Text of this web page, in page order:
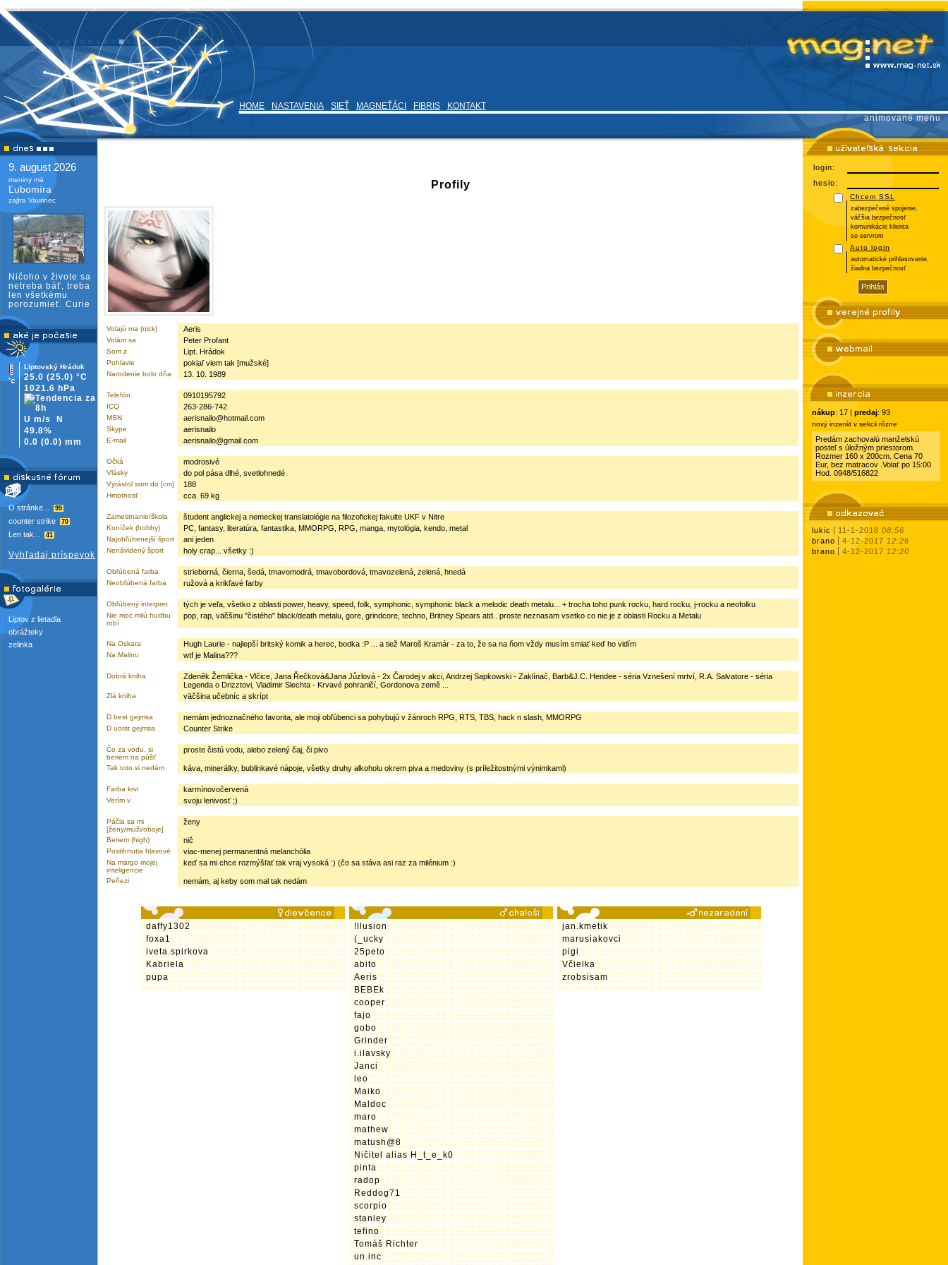
HOME NASTAVENIA SIEŤ MAGNEŤÁCI FIBRIS
KONTAKT
animované menu
9. august 2026
meniny má
Ľubomíra
zajtra Vavrinec
Ničoho v živote sa
netreba báť, treba
len všetkému
porozumieť. Curie
Liptovský Hrádok
25.0 (25.0) °C
1021.6 hPa
U m/s
N
49.8%
0.0 (0.0) mm
O stránke... 99
counter strike 70
Len tak... 41
Vyhľadaj príspevok
Liptov z lietadla
obrážteky
zelinka
Profily
Volajú ma (nick) Aeris
Volám sa Peter Profant
Som z Lipt. Hrádok
Pohlavie pokiaľ viem tak [mužské]
Narodenie bolo dňa 13. 10. 1989
Telefón 0910195792
ICQ 263-286-742
MSN aerisnailo@hotmail.com
Skype aerisnailo
E-mail aerisnailo@gmail.com
Očká modrosivé
Vlásky do pol pása dlhé, svetlohnedé
Vyrástol som do [cm] 188
Hmotnosť cca. 69 kg
Zamestnanie/škola študent anglickej a nemeckej translatológie na filozofickej fakulte UKF v Nitre
Koníček (hobby) PC, fantasy, literatúra, fantastika, MMORPG, RPG, manga, mytológia, kendo, metal
Najobľúbenejší šport ani jeden
Nenávidený šport holy crap... všetky :)
Obľúbená farba strieborná, čierna, šedá, tmavomodrá, tmavobordová, tmavozelená, zelená, hnedá
Neobľúbená farba ružová a krikľavé farby
Obľúbený interpret tých je veľa, všetko z oblasti power, heavy, speed, folk, symphonic, symphonic black a melodic death metalu... + trocha toho punk rocku, hard rocku, j-rocku a neofolku
Nie moc milú hudbu
robí
pop, rap, väčšinu "čistého" black/death metalu, gore, grindcore, techno, Britney Spears atd.. proste neznasam vsetko co nie je z oblasti Rocku a Metalu
Na Oskara Hugh Laurie - najlepší britský komik a herec, bodka :P ... a tiež Maroš Kramár - za to, že sa na ňom vždy musím smiať keď ho vidím
Na Malinu wtf je Malina???
Dobrá kniha
Zdeněk Žemlička - Vlčice, Jana Řečková&Jana Jůzlová - 2x Čarodej v akci, Andrzej Sapkowski - Zaklínač, Barb&J.C. Hendee - séria Vznešení mrtví, R.A. Salvatore - séria
Legenda o Drizztovi, Vladimir Slechta - Krvavé pohraničí, Gordonova země ...
Zlá kniha väčšina učebníc a skrípt
D best gejmsa nemám jednoznačného favorita, ale moji obľúbenci sa pohybujú v žánroch RPG, RTS, TBS, hack n slash, MMORPG
D uorst gejmsa Counter Strike
Čo za vodu, si
beriem na púšť
proste čistú vodu, alebo zelený čaj, či pivo
Tak toto si nedám káva, minerálky, bublinkavé nápoje, všetky druhy alkoholu okrem piva a medoviny (s príležitostnými výnimkami)
Farba krvi karmínovočervená
Verím v svoju lenivosť ;)
Páčia sa mi
[ženy/muži/oboje]
ženy
Beriem (high) nič
Postihnutia hlavové viac-menej permanentná melanchólia
Na margo mojej
inteligencie
keď sa mi chce rozmýšľať tak vraj vysoká :) (čo sa stáva asi raz za milénium :)
Peňezi nemám, aj keby som mal tak nedám
daffy1302
foxa1
iveta.spirkova
Kabriela
pupa
!llusion
(_ucky
25peto
abito
Aeris
BEBEk
cooper
fajo
gobo
Grinder
i.ilavsky
Janci
leo
Maiko
Maldoc
maro
mathew
matush@8
Ničitel alias H_t_e_k0
pinta
radop
Reddog71
scorpio
stanley
tefino
Tomáš Richter
un.inc
jan.kmetik
marusiakovci
pigi
Včielka
zrobsisam
login:
heslo:
Chcem SSL
zabezpečené spojenie,
väčšia bezpečnosť
komunikácie klienta
so servrom
Auto login
automatické prihlasovanie,
žiadna bezpečnosť
nákup: 17 | predaj: 93
nový inzerát v sekcii rôzne
Predám zachovalú manželskú
posteľ s úložným priestorom.
Rozmer 160 x 200cm. Cena 70
Eur, bez matracov .Volať po 15:00
Hod. 0948/516822
lukic 11-1-2018 08:56
brano
4-12-2017 12:26
brano
4-12-2017 12:20